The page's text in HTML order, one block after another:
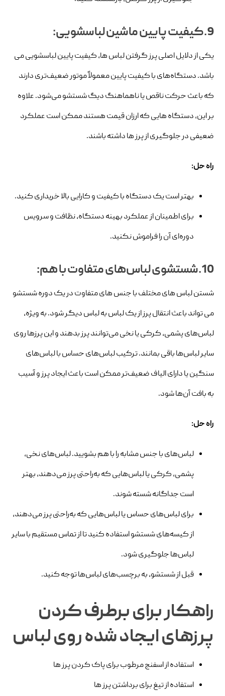
9.کیفیت پایین ماشین لباسشویی:
یکی از دلایل اصلی پرز گرفتن لباس ها، کیفیت پایین لباسشویی می
باشد. دستگاه‌های با کیفیت پایین معمولاً موتور ضعیف‌تری دارند
که باعث حرکت ناقص یا ناهماهنگ دیگ شستشو می‌شود. علاوه
بر این، دستگاه هایی که ارزان قیمت هستند ممکن است عملکرد
ضعیفی در جلوگیری از پرز ها داشته باشند.
راه حل:
بهتر است یک دستگاه با کیفیت و کارایی بالا خریداری کنید.
برای اطمینان از عملکرد بهینه دستگاه، نظافت و سرویس
دوره‌ای آن را فراموش نکنید.
10.شستشوی لباس‌های متفاوت با هم:
شستن لباس های مختلف با جنس های متفاوت در یک دوره شستشو
می تواند باعث انتقال پرز از یک لباس به لباس دیگر شود. به ویژه،
لباس‌های پشمی، کرکی یا نخی می‌توانند پرز بدهند و این پرزها روی
سایر لباس‌ها باقی بمانند. ترکیب لباس‌های حساس با لباس‌های
سنگین یا دارای الیاف ضعیف‌تر ممکن است باعث ایجاد پرز و آسیب
به بافت آن‌ها شود.
راه حل:
لباس‌های با جنس مشابه را با هم بشویید. لباس‌های نخی،
پشمی، کرکی یا لباس‌هایی که به‌راحتی پرز می‌دهند، بهتر
است جداگانه شسته شوند.
برای لباس‌های حساس یا لباس‌هایی که به‌راحتی پرز می‌دهند،
از کیسه‌های شستشو استفاده کنید تا از تماس مستقیم با سایر
لباس‌ها جلوگیری شود.
قبل از شستشو، به برچسب‌های لباس‌ها توجه کنید.
راهکار برای برطرف کردن
پرزهای ایجاد شده روی لباس
استفاده از اسفنج مرطوب برای پاک کردن پرز ها
استفاده از تیغ برای برداشتن پرز ها